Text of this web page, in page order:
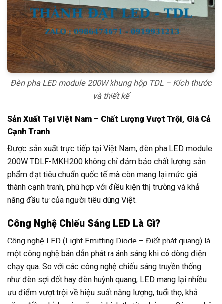
Đèn pha LED module 200W khung hộp TDL – Kích thước
và thiết kế
Sản Xuất Tại Việt Nam – Chất Lượng Vượt Trội, Giá Cả
Cạnh Tranh
Được sản xuất trực tiếp tại Việt Nam, đèn pha LED module
200W TDLF-MKH200 không chỉ đảm bảo chất lượng sản
phẩm đạt tiêu chuẩn quốc tế mà còn mang lại mức giá
thành cạnh tranh, phù hợp với điều kiện thị trường và khả
năng đầu tư của người tiêu dùng Việt.
Công Nghệ Chiếu Sáng LED Là Gì?
Công nghệ LED (Light Emitting Diode – Điốt phát quang) là
một công nghệ bán dẫn phát ra ánh sáng khi có dòng điện
chạy qua. So với các công nghệ chiếu sáng truyền thống
như đèn sợi đốt hay đèn huỳnh quang, LED mang lại nhiều
ưu điểm vượt trội về hiệu suất năng lượng, tuổi thọ, khả